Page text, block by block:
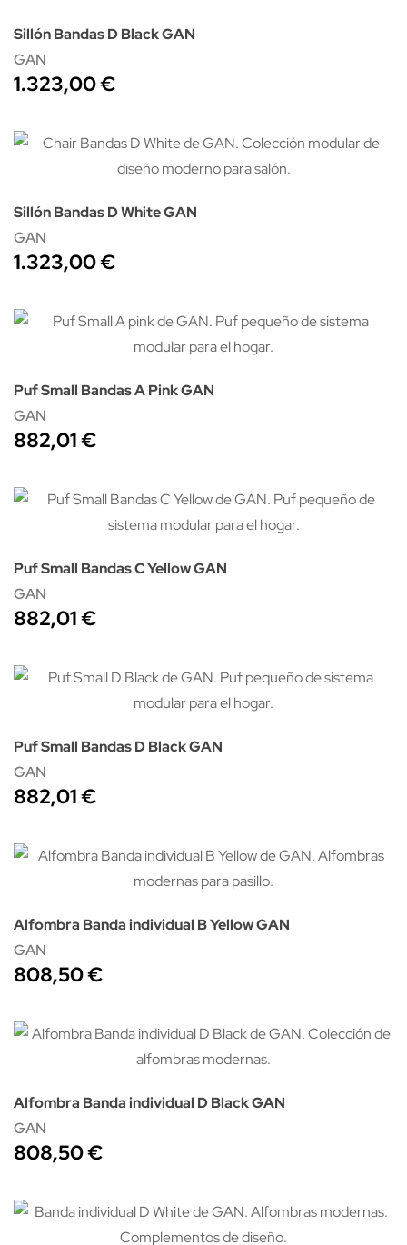
Sillón Bandas D Black GAN
GAN
1.323,00 €
Sillón Bandas D White GAN
GAN
1.323,00 €
Puf Small Bandas A Pink GAN
GAN
882,01 €
Puf Small Bandas C Yellow GAN
GAN
882,01 €
Puf Small Bandas D Black GAN
GAN
882,01 €
Alfombra Banda individual B Yellow GAN
GAN
808,50 €
Alfombra Banda individual D Black GAN
GAN
808,50 €